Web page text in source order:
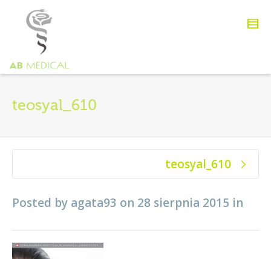
teosyal_610
teosyal_610
Posted by agata93 on 28 sierpnia 2015 in